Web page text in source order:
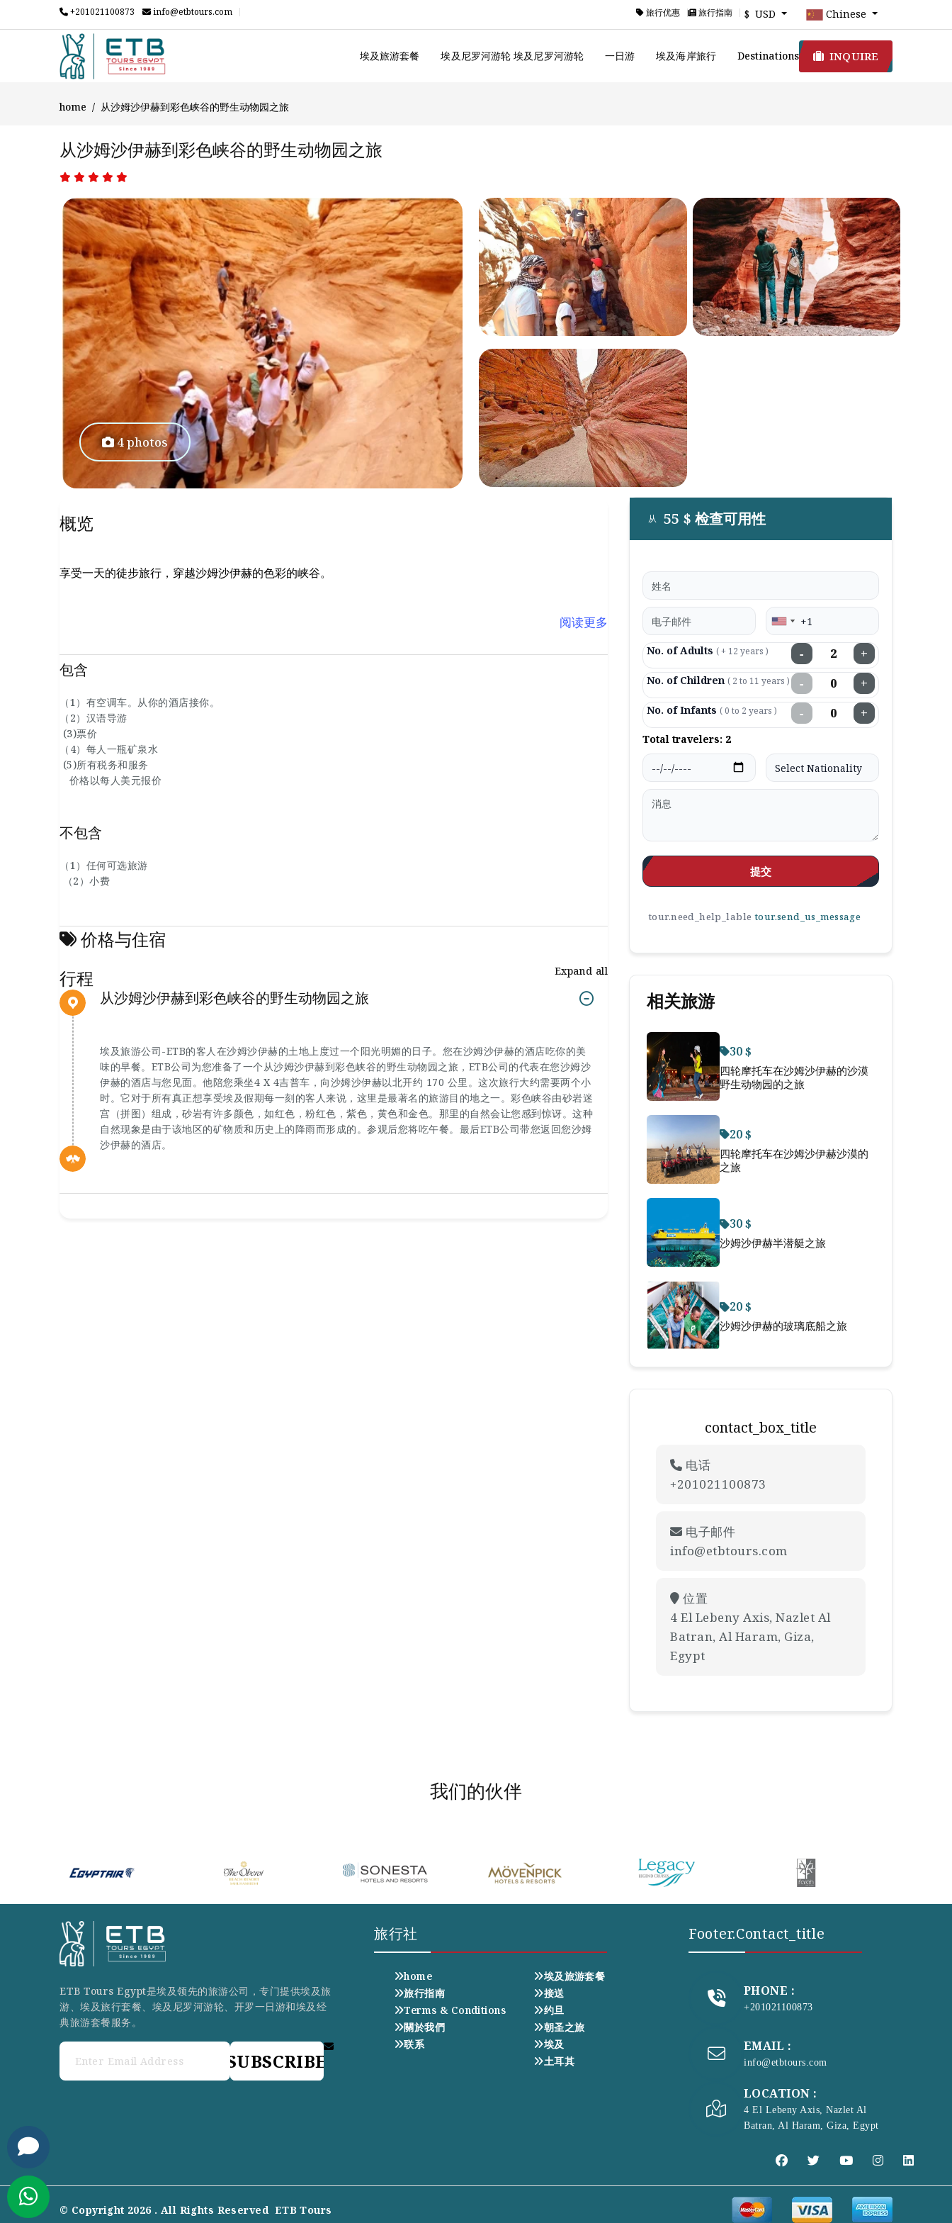
+201021100873 info@etbtours.com 旅行优惠 旅行指南 $ USD Chinese
埃及旅游套餐 埃及尼罗河游轮 埃及尼罗河游轮 一日游 埃及海岸旅行 Destinations INQUIRE
home 从沙姆沙伊赫到彩色峡谷的野生动物园之旅
从沙姆沙伊赫到彩色峡谷的野生动物园之旅
4 photos
概览
享受一天的徒步旅行，穿越沙姆沙伊赫的色彩的峡谷。
阅读更多
包含
（1）有空调车。从你的酒店接你。
（2）汉语导游
(3)票价
（4）每人一瓶矿泉水
(5)所有税务和服务
价格以每人美元报价
不包含
（1）任何可选旅游
（2）小费
价格与住宿
行程
Expand all
从沙姆沙伊赫到彩色峡谷的野生动物园之旅
埃及旅游公司-ETB的客人在沙姆沙伊赫的土地上度过一个阳光明媚的日子。您在沙姆沙伊赫的酒店吃你的美
味的早餐。ETB公司为您准备了一个从沙姆沙伊赫到彩色峡谷的野生动物园之旅，ETB公司的代表在您沙姆沙
伊赫的酒店与您见面。他陪您乘坐4 X 4吉普车，向沙姆沙伊赫以北开约 170 公里。这次旅行大约需要两个小
时。它对于所有真正想享受埃及假期每一刻的客人来说，这里是最著名的旅游目的地之一。彩色峡谷由砂岩迷
宫（拼图）组成，砂岩有许多颜色，如红色，粉红色，紫色，黄色和金色。那里的自然会让您感到惊讶。这种
自然现象是由于该地区的矿物质和历史上的降雨而形成的。参观后您将吃午餐。最后ETB公司带您返回您沙姆
沙伊赫的酒店。
从 55 $ 检查可用性
No. of Adults ( + 12 years ) − +
No. of Children ( 2 to 11 years ) − +
No. of Infants ( 0 to 2 years ) − +
Total travelers: 2
提交
tour.need_help_lable tour.send_us_message
相关旅游
30 $
四轮摩托车在沙姆沙伊赫的沙漠
野生动物园的之旅
20 $
四轮摩托车在沙姆沙伊赫沙漠的
之旅
30 $
沙姆沙伊赫半潜艇之旅
20 $
沙姆沙伊赫的玻璃底船之旅
contact_box_title
电话
+201021100873
电子邮件
info@etbtours.com
位置
4 El Lebeny Axis, Nazlet Al
Batran, Al Haram, Giza,
Egypt
我们的伙伴
ETB Tours Egypt是埃及领先的旅游公司，专门提供埃及旅
游、埃及旅行套餐、埃及尼罗河游轮、开罗一日游和埃及经
典旅游套餐服务。
SUBSCRIBE
旅行社
home
旅行指南
Terms & Conditions
關於我們
联系
埃及旅游套餐
接送
约旦
朝圣之旅
埃及
土耳其
Footer.contact_title
PHONE :
+201021100873
EMAIL :
info@etbtours.com
LOCATION :
4 El Lebeny Axis, Nazlet Al
Batran, Al Haram, Giza, Egypt
© Copyright 2026 . All Rights Reserved ETB Tours